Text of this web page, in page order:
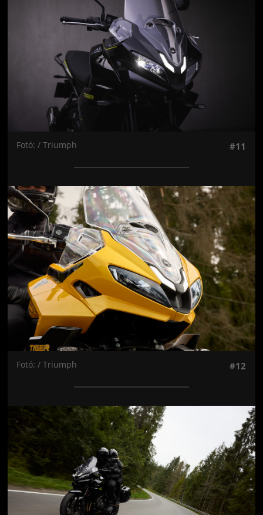
Fotó: / Triumph #11
Jön még kép!
Fotó: / Triumph #12
Jön még kép!